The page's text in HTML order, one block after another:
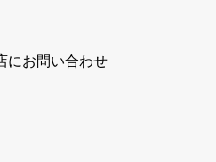
にお問い合わせ